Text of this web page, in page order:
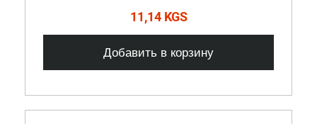
11,14 KGS
Добавить в корзину